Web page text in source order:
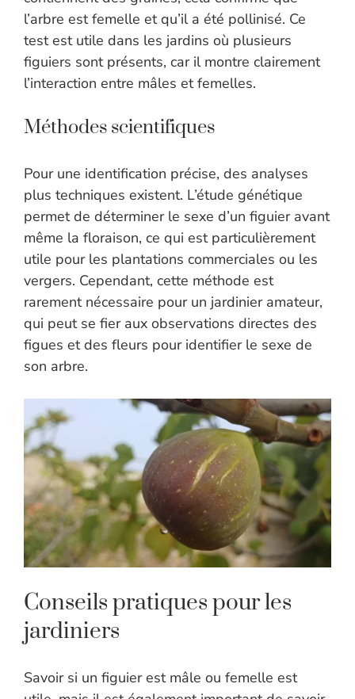
l’arbre est femelle et qu’il a été pollinisé. Ce
test est utile dans les jardins où plusieurs
figuiers sont présents, car il montre clairement
l’interaction entre mâles et femelles.
Méthodes scientifiques
Pour une identification précise, des analyses
plus techniques existent. L’étude génétique
permet de déterminer le sexe d’un figuier avant
même la floraison, ce qui est particulièrement
utile pour les plantations commerciales ou les
vergers. Cependant, cette méthode est
rarement nécessaire pour un jardinier amateur,
qui peut se fier aux observations directes des
figues et des fleurs pour identifier le sexe de
son arbre.
Conseils pratiques pour les
jardiniers
Savoir si un figuier est mâle ou femelle est